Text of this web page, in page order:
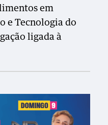
em
e Tecnologia do
ligada à